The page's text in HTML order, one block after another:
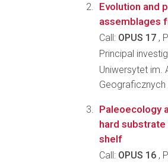
Evolution and
assemblages
Call: OPUS 17 ,
Principal
Uniwersytet im.
Paleoecology
hard
shelf
Call: OPUS 16 ,